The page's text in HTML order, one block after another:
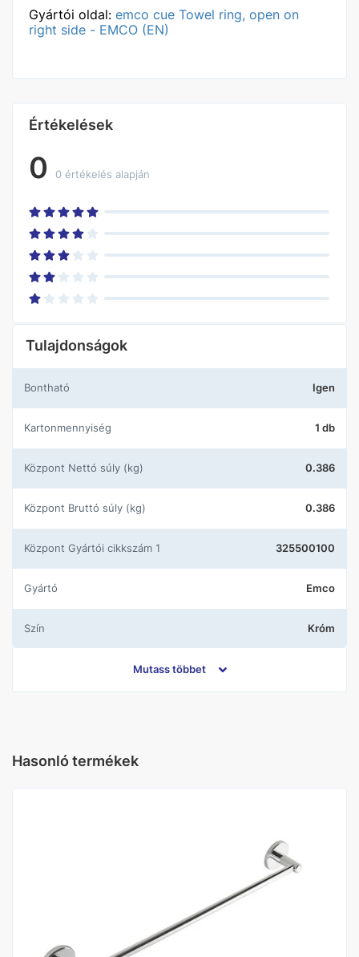
Gyártói oldal: emco cue Towel ring, open on
right side - EMCO (EN)
Értékelések
0 0 értékelés alapján
Tulajdonságok
Bontható Igen
Kartonmennyiség 1 db
központ Nettó súly (kg) 0.386
központ Bruttó súly (kg) 0.386
központ Gyártói cikkszám 1 325500100
Gyártó Emco
Szín Króm
Mutass többet
Hasonló termékek